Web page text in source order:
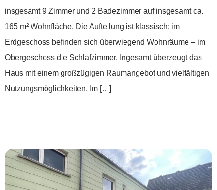
insgesamt 9 Zimmer und 2 Badezimmer auf insgesamt ca.
165 m² Wohnfläche. Die Aufteilung ist klassisch: im
Erdgeschoss befinden sich überwiegend Wohnräume – im
Obergeschoss die Schlafzimmer. Ingesamt überzeugt das
Haus mit einem großzügigen Raumangebot und vielfältigen
Nutzungsmöglichkeiten. Im […]